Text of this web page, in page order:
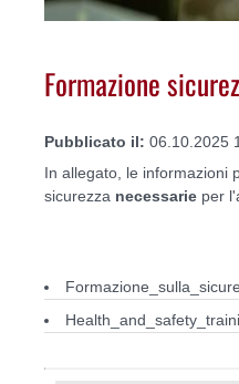
Formazione
Pubblicato il: 06.10.2025
In allegato, le informazioni
sicurezza necessarie per